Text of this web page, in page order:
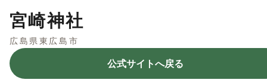
宮崎神社
広島県東広島市
公式サイトへ戻る